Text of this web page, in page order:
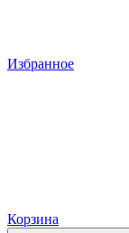
Избранное
Корзина